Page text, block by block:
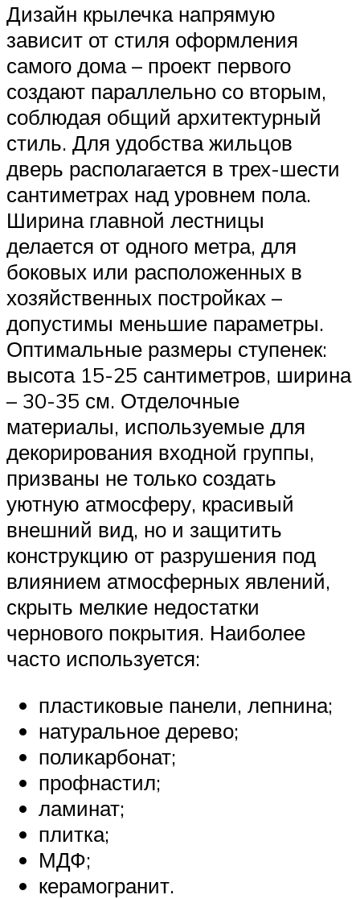
Дизайн крылечка напрямую
зависит от стиля оформления
самого дома – проект первого
создают параллельно со вторым,
соблюдая общий архитектурный
стиль. Для удобства жильцов
дверь располагается в трех-шести
сантиметрах над уровнем пола.
Ширина главной лестницы
делается от одного метра, для
боковых или расположенных в
хозяйственных постройках –
допустимы меньшие параметры.
Оптимальные размеры ступенек:
высота 15-25 сантиметров, ширина
– 30-35 см. Отделочные
материалы, используемые для
декорирования входной группы,
призваны не только создать
уютную атмосферу, красивый
внешний вид, но и защитить
конструкцию от разрушения под
влиянием атмосферных явлений,
скрыть мелкие недостатки
чернового покрытия. Наиболее
часто используется:
пластиковые панели, лепнина;
натуральное дерево;
поликарбонат;
профнастил;
ламинат;
плитка;
МДФ;
керамогранит.